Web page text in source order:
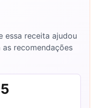
essa receita ajudou
recomendações